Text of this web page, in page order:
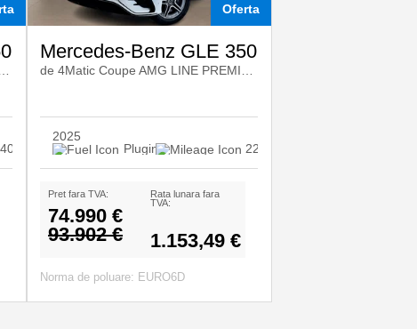
40.509
Oferta
Mercedes-Benz GLE 350
2025
22.800
Plugin-Hibrid Diesel
Pret fara TVA:
74.990 €
93.902 €
Rata lunara fara
TVA:
1.153,49 €
Norma de poluare: EURO6D